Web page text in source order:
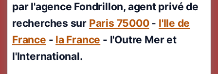
par l'agence Fondrillon, agent privé de
recherches sur Paris 75000- l'Ile de
France - la France - l'Outre Mer et
l'International.